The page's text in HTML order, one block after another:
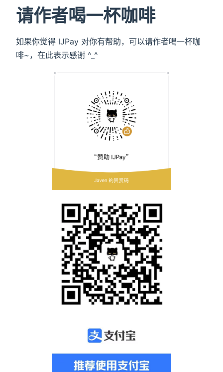
请作者喝一杯咖啡
如果你觉得 IJPay 对你有帮助，可以请作者喝一杯咖
啡~，在此表示感谢 ^_^